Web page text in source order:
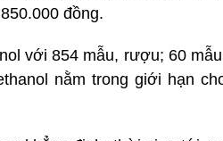
đồng.
với 854 mẫu, rượu; 60
nằm trong giới hạn